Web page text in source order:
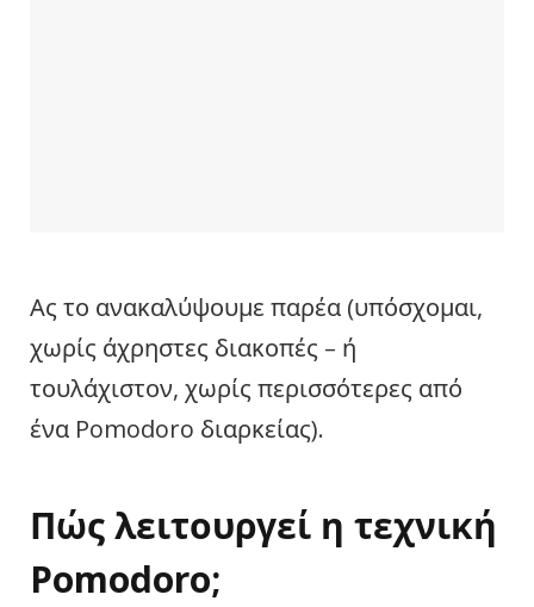
Ας το ανακαλύψουμε παρέα (υπόσχομαι,
χωρίς άχρηστες διακοπές – ή
τουλάχιστον, χωρίς περισσότερες από
ένα Pomodoro διαρκείας).
Πώς λειτουργεί η τεχνική
Pomodoro;